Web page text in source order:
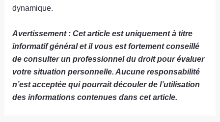
dynamique.
Avertissement : Cet article est uniquement à titre
informatif général et il vous est fortement conseillé
de consulter un professionnel du droit pour évaluer
votre situation personnelle. Aucune responsabilité
n’est acceptée qui pourrait découler de l’utilisation
des informations contenues dans cet article.